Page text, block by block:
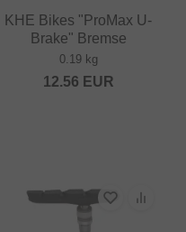
KHE Bikes "ProMax U-
Brake" Bremse
0.19 kg
12.56 EUR